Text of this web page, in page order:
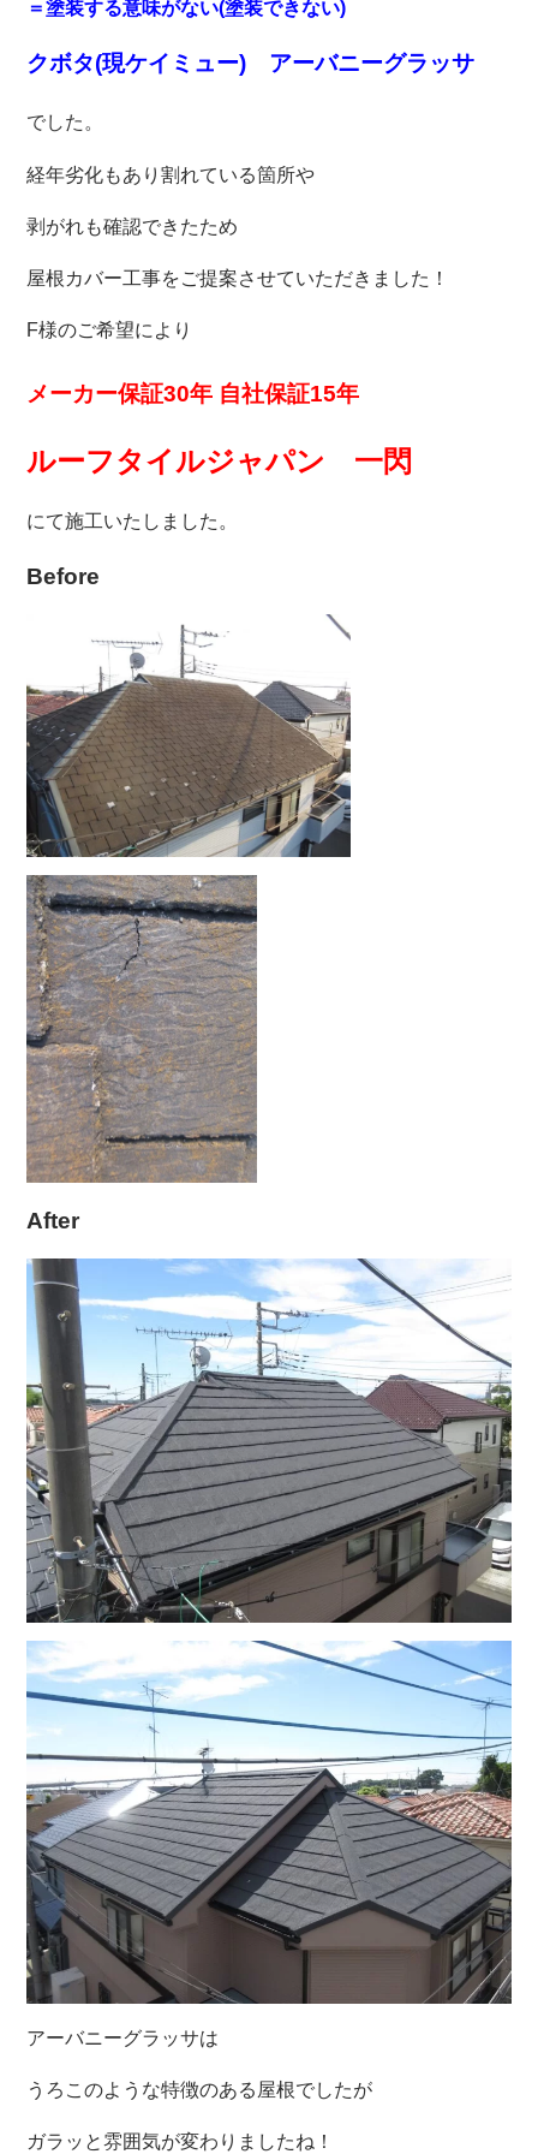
＝塗装する意味がない(塗装できない)
クボタ(現ケイミュー) アーバニーグラッサ
でした。
経年劣化もあり割れている箇所や
剥がれも確認できたため
屋根カバー工事をご提案させていただきました！
F様のご希望により
メーカー保証30年 自社保証15年
ルーフタイルジャパン 一閃
にて施工いたしました。
Before
After
アーバニーグラッサは
うろこのような特徴のある屋根でしたが
ガラッと雰囲気が変わりましたね！